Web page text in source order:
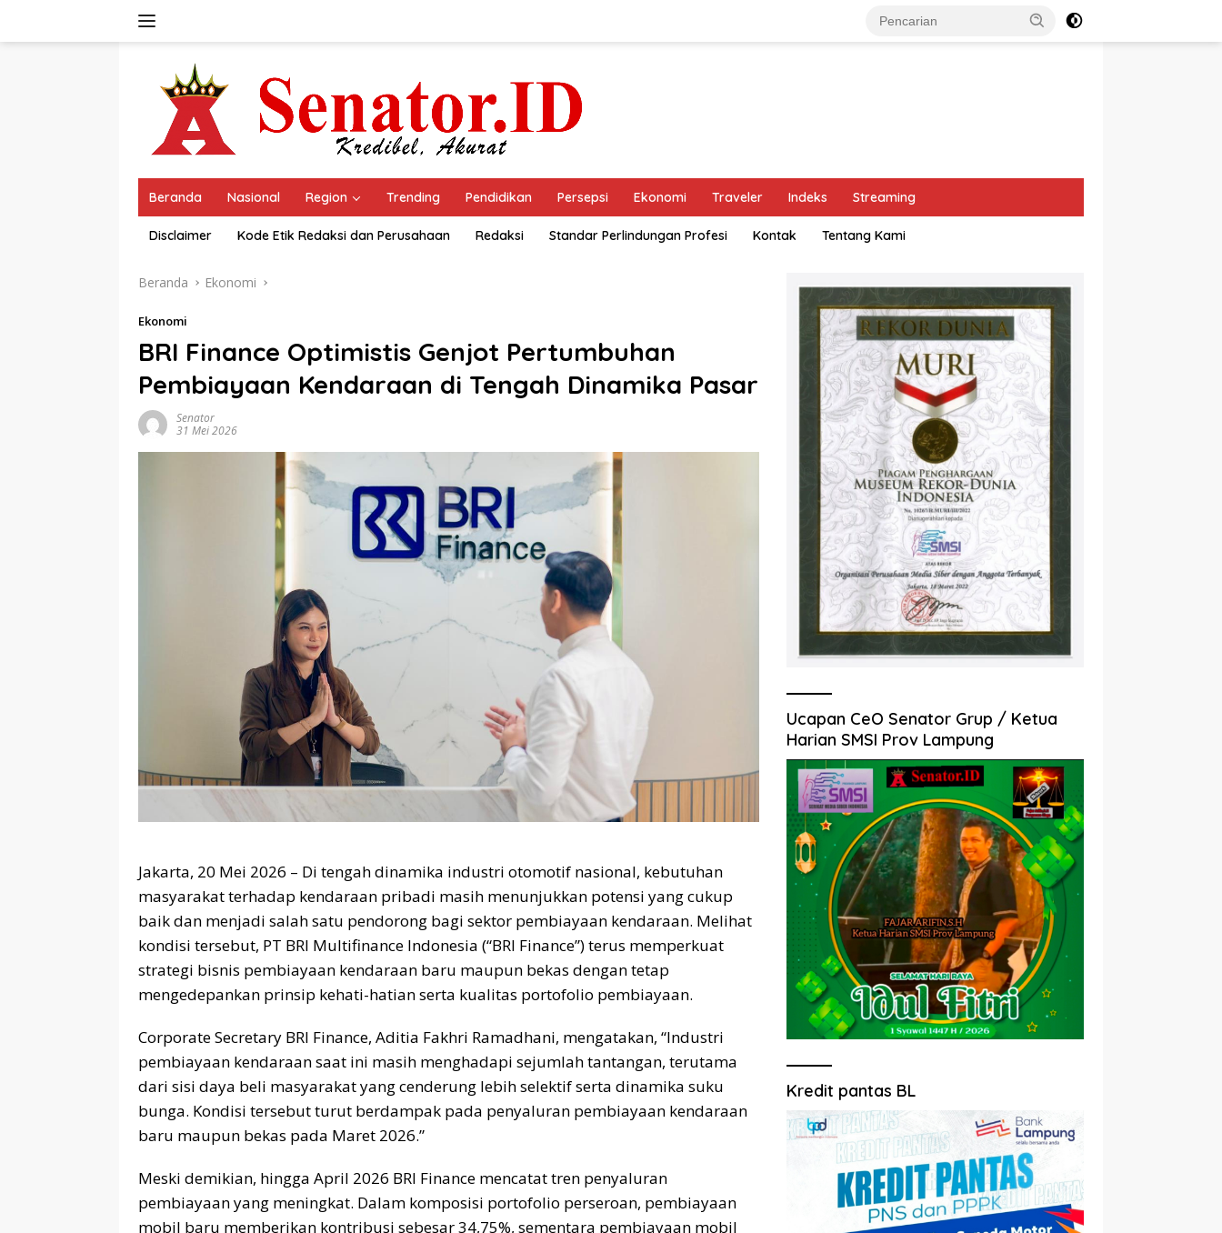
Beranda Nasional Region Trending Pendidikan Persepsi Ekonomi Traveler Indeks Streaming
Disclaimer Kode Etik Redaksi dan Perusahaan Redaksi Standar Perlindungan Profesi Kontak Tentang Kami
Beranda Ekonomi
Ekonomi
BRI Finance Optimistis Genjot Pertumbuhan
Pembiayaan Kendaraan di Tengah Dinamika Pasar
Senator
31 Mei 2026
Jakarta, 20 Mei 2026 – Di tengah dinamika industri otomotif nasional, kebutuhan
masyarakat terhadap kendaraan pribadi masih menunjukkan potensi yang cukup
baik dan menjadi salah satu pendorong bagi sektor pembiayaan kendaraan. Melihat
kondisi tersebut, PT BRI Multifinance Indonesia (“BRI Finance”) terus memperkuat
strategi bisnis pembiayaan kendaraan baru maupun bekas dengan tetap
mengedepankan prinsip kehati-hatian serta kualitas portofolio pembiayaan.
Corporate Secretary BRI Finance, Aditia Fakhri Ramadhani, mengatakan, “Industri
pembiayaan kendaraan saat ini masih menghadapi sejumlah tantangan, terutama
dari sisi daya beli masyarakat yang cenderung lebih selektif serta dinamika suku
bunga. Kondisi tersebut turut berdampak pada penyaluran pembiayaan kendaraan
baru maupun bekas pada Maret 2026.”
Meski demikian, hingga April 2026 BRI Finance mencatat tren penyaluran
pembiayaan yang meningkat. Dalam komposisi portofolio perseroan, pembiayaan
mobil baru memberikan kontribusi sebesar 34,75%, sementara pembiayaan mobil
Ucapan CeO Senator Grup / Ketua
Harian SMSI Prov Lampung
Kredit pantas BL